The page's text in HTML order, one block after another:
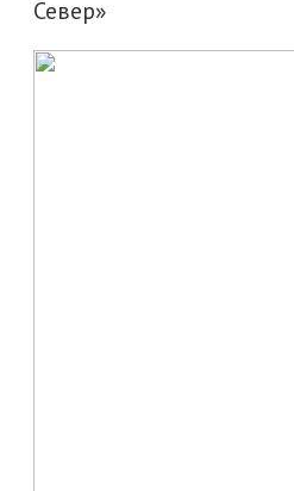
Север»